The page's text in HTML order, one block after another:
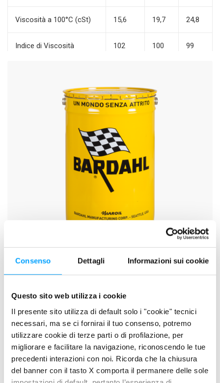
Consenso Dettagli Informazioni sui cookie
Questo sito web utilizza i cookie
Il presente sito utilizza di default solo i "cookie" tecnici
necessari, ma se ci fornirai il tuo consenso, potremo
utilizzare cookie di terze parti o di profilazione, per
migliorare e facilitare la navigazione, riconoscendo le tue
precedenti interazioni con noi. Ricorda che la chiusura
del banner con il tasto X comporta il permanere delle sole
Viscosità a 100°C (cSt) 15,6 19,7 24,8
Indice di Viscosità 102 100 99
Punto di scorrimento (°C) -21 -15
SCHEDA TECNICA SCHEDA DI SICUREZZA
DESCRIZIONE
GEAR TECH C60 Industrial Oil è una gamma completa di
lubrificanti EP per ingranaggi industriali operanti in condizioni di
esercizio gravoso. Sono formulati in modo specifico per